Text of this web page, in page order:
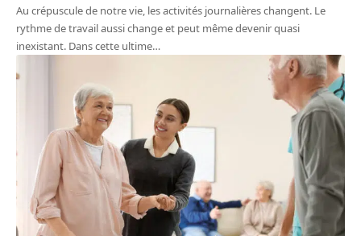
Au crépuscule de notre vie, les activités journalières changent. Le
rythme de travail aussi change et peut même devenir quasi
inexistant. Dans cette ultime…